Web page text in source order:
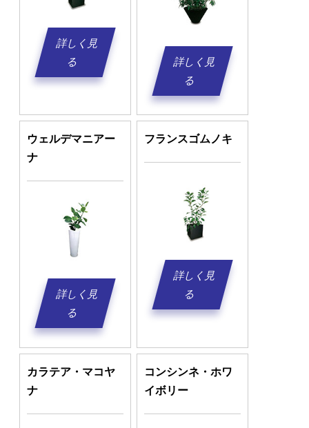
詳しく見
る
詳しく見
る
ウェルデマニアー
ナ
詳しく見
る
フランスゴムノキ
詳しく見
る
カラテア・マコヤ
ナ
コンシンネ・ホワ
イボリー